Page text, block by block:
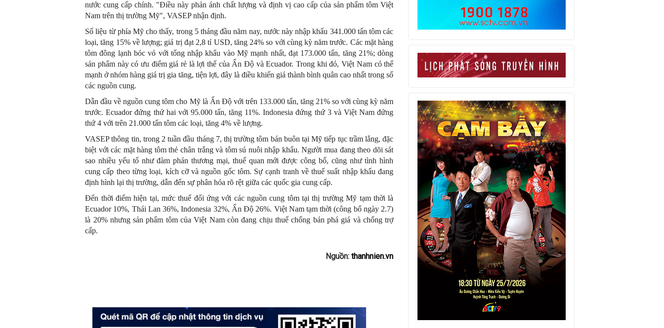
nước cung cấp chính. "Điều này phản ánh chất lượng và định vị cao cấp của sản phẩm tôm Việt
Nam trên thị trường Mỹ", VASEP nhận định.
Số liệu từ phía Mỹ cho thấy, trong 5 tháng đầu năm nay, nước này nhập khẩu 341.000 tấn tôm các
loại, tăng 15% về lượng; giá trị đạt 2,8 tỉ USD, tăng 24% so với cùng kỳ năm trước. Các mặt hàng
tôm đông lạnh bóc vỏ với tổng nhập khẩu vào Mỹ mạnh nhất, đạt 173.000 tấn, tăng 21%; dòng
sản phẩm này có ưu điểm giá rẻ là lợi thế của Ấn Độ và Ecuador. Trong khi đó, Việt Nam có thế
mạnh ở nhóm hàng giá trị gia tăng, tiện lợi, đây là điều khiến giá thành bình quân cao nhất trong số
các nguồn cung.
Dẫn đầu về nguồn cung tôm cho Mỹ là Ấn Độ với trên 133.000 tấn, tăng 21% so với cùng kỳ năm
trước. Ecuador đứng thứ hai với 95.000 tấn, tăng 11%. Indonesia đứng thứ 3 và Việt Nam đứng
thứ 4 với trên 21.000 tấn tôm các loại, tăng 4% về lượng.
VASEP thông tin, trong 2 tuần đầu tháng 7, thị trường tôm bán buôn tại Mỹ tiếp tục trầm lắng, đặc
biệt với các mặt hàng tôm thẻ chân trắng và tôm sú nuôi nhập khẩu. Người mua đang theo dõi sát
sao nhiều yếu tố như đàm phán thương mại, thuế quan mới được công bố, cũng như tình hình
cung cấp theo từng loại, kích cỡ và nguồn gốc tôm. Sự cạnh tranh về thuế suất nhập khẩu đang
định hình lại thị trường, dẫn đến sự phân hóa rõ rệt giữa các quốc gia cung cấp.
Đến thời điểm hiện tại, mức thuế đối ứng với các nguồn cung tôm tại thị trường Mỹ tạm thời là
Ecuador 10%, Thái Lan 36%, Indonesia 32%, Ấn Độ 26%. Việt Nam tạm thời (công bố ngày 2.7)
là 20% nhưng sản phẩm tôm của Việt Nam còn đang chịu thuế chống bán phá giá và chống trợ
cấp.
Nguồn:thanhnien.vn